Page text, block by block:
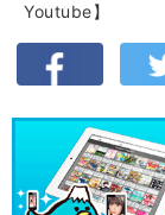
Youtube】